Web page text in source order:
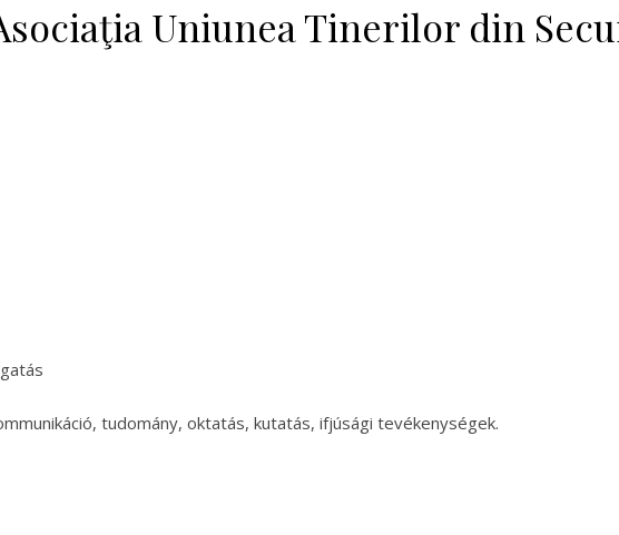
Uniunea Tinerilor din
tudomány, oktatás, kutatás, ifjúsági tevékenységek.